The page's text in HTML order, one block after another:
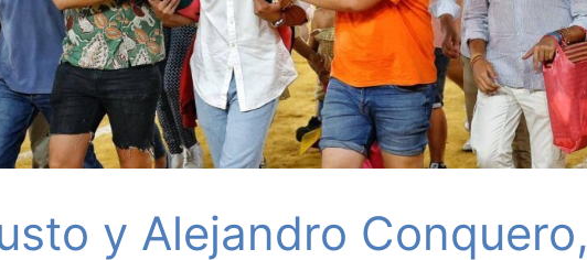
y Alejandro Conquero,